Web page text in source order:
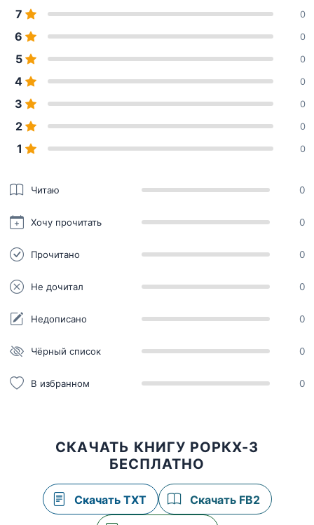
7 0
6 0
5 0
4 0
3 0
2 0
1 0
Читаю 0
Хочу прочитать 0
Прочитано 0
Не дочитал 0
Недописано 0
Чёрный список 0
В избранном 0
СКАЧАТЬ КНИГУ РОРКХ-3
БЕСПЛАТНО
Скачать TXT Скачать FB2